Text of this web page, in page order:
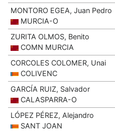
MONTORO EGEA, Juan Pedro
MURCIA-O
ZURITA OLMOS, Benito
COMN MURCIA
CORCOLES COLOMER, Unai
COLIVENC
GARCÍA RUIZ, Salvador
CALASPARRA-O
LÓPEZ PÉREZ, Alejandro
SANT JOAN